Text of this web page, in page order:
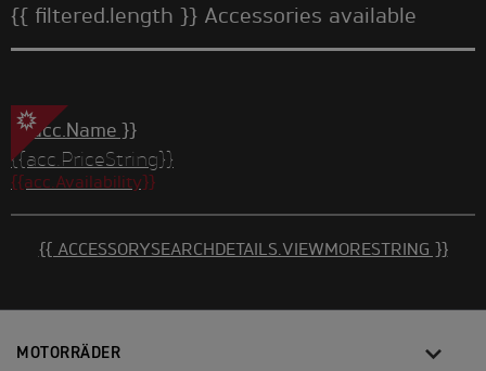
{{ filtered.length }} Accessories available
{{ acc.Name }}
{{acc.PriceString}}
{{acc.Availability}}
{{ ACCESSORYSEARCHDETAILS.VIEWMORESTRING }}
MOTORRÄDER